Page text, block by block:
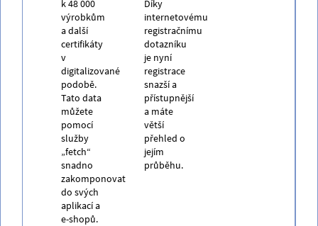
k 48 000
výrobkům
a další
certifikáty
v
digitalizované
podobě.
Tato data
můžete
pomocí
služby
„fetch“
snadno
zakomponovat
do svých
aplikací a
e-shopů.
Díky
internetovému
registračnímu
dotazníku
je nyní
registrace
snazší a
přístupnější
a máte
větší
přehled o
jejím
průběhu.